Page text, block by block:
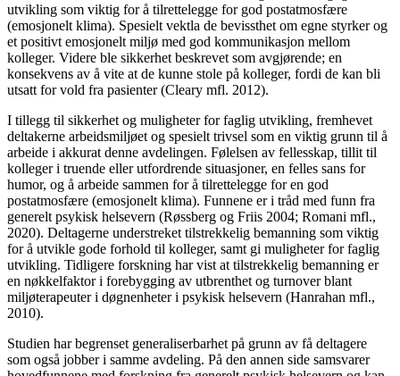
utvikling som viktig for å tilrettelegge for god postatmosfære
(emosjonelt klima). Spesielt vektla de bevissthet om egne styrker og
et positivt emosjonelt miljø med god kommunikasjon mellom
kolleger. Videre ble sikkerhet beskrevet som avgjørende; en
konsekvens av å vite at de kunne stole på kolleger, fordi de kan bli
utsatt for vold fra pasienter (Cleary mfl. 2012).
I tillegg til sikkerhet og muligheter for faglig utvikling, fremhevet
deltakerne arbeidsmiljøet og spesielt trivsel som en viktig grunn til å
arbeide i akkurat denne avdelingen. Følelsen av fellesskap, tillit til
kolleger i truende eller utfordrende situasjoner, en felles sans for
humor, og å arbeide sammen for å tilrettelegge for en god
postatmosfære (emosjonelt klima). Funnene er i tråd med funn fra
generelt psykisk helsevern (Røssberg og Friis 2004; Romani mfl.,
2020). Deltagerne understreket tilstrekkelig bemanning som viktig
for å utvikle gode forhold til kolleger, samt gi muligheter for faglig
utvikling. Tidligere forskning har vist at tilstrekkelig bemanning er
en nøkkelfaktor i forebygging av utbrenthet og turnover blant
miljøterapeuter i døgn­enheter i psykisk helsevern (Hanrahan mfl.,
2010).
Studien har begrenset generaliserbarhet på grunn av få deltagere
som også jobber i samme avdeling. På den annen side samsvarer